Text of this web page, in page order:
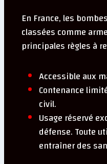
En France, les
classées comme
principales règles à
Accessible aux
Contenance
civil.
Usage réservé
défense. Toute
entraîner des